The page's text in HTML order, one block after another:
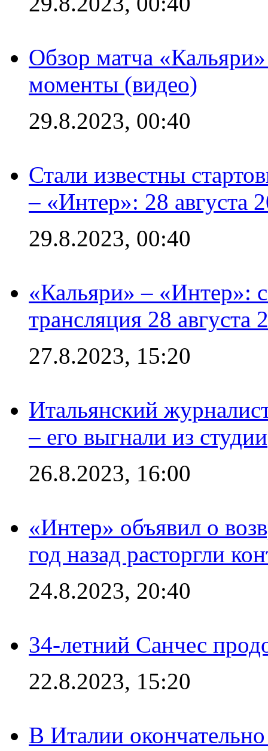
Обзор матча
моменты (видео)
29.8.2023, 00:40
Стали известны
– «Интер»: 28 августа
29.8.2023, 00:40
«Кальяри» – «Интер»:
трансляция 28 августа
27.8.2023, 15:20
Итальянский
– его выгнали из студии
26.8.2023, 16:00
«Интер» объявил о
год назад расторгли
24.8.2023, 20:40
34-летний Санчес
22.8.2023, 15:20
В Италии